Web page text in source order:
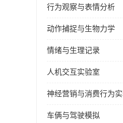
行为观察与表情分析
动作捕捉与生物力学
情绪与生理记录
人机交互实验室
神经营销与消费行为
车俩与驾驶模拟